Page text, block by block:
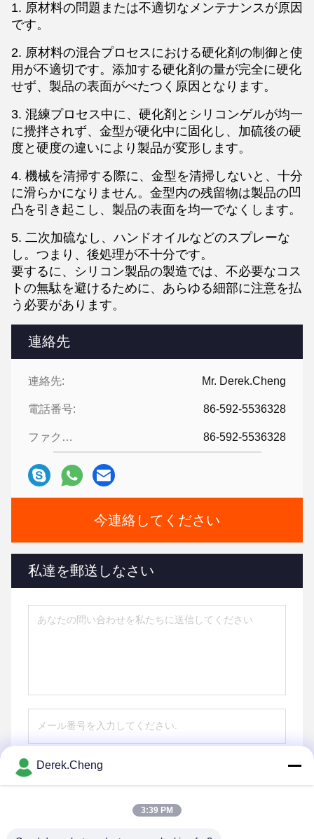
連絡先
連絡先: Mr. Derek.Cheng
電話番号: 86-592-5536328
ファクシミリ: 86-592-5536328
今連絡してください
私達を郵送しなさい
送りなさい
1. 原材料の問題または不適切なメンテナンスが原因
です。
2. 原材料の混合プロセスにおける硬化剤の制御と使
用が不適切です。添加する硬化剤の量が完全に硬化
せず、製品の表面がべたつく原因となります。
3. 混練プロセス中に、硬化剤とシリコンゲルが均一
に攪拌されず、金型が硬化中に固化し、加硫後の硬
度と硬度の違いにより製品が変形します。
4. 機械を清掃する際に、金型を清掃しないと、十分
に滑らかになりません。金型内の残留物は製品の凹
凸を引き起こし、製品の表面を均一でなくします。
5. 二次加硫なし、ハンドオイルなどのスプレーな
し。つまり、後処理が不十分です。
要するに、シリコン製品の製造では、不必要なコス
トの無駄を避けるために、あらゆる細部に注意を払
う必要があります。
Derek.Cheng
3:39 PM